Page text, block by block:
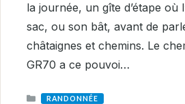
la journée, un gîte d’étape où
sac, ou son bât, avant de
châtaignes et chemins. Le
GR70 a ce pouvoi…
CATEGORIES
RANDONNÉE